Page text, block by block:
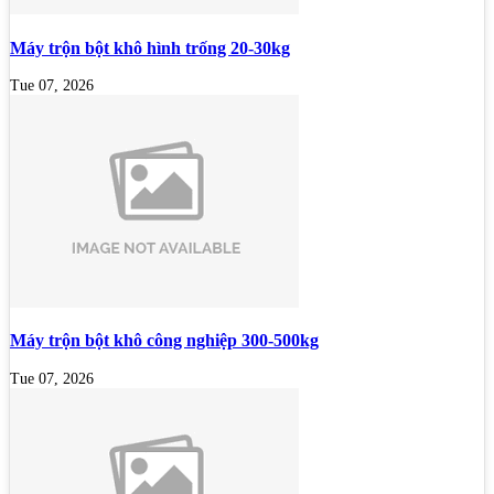
Máy trộn bột khô hình trống 20-30kg
Tue 07, 2026
Máy trộn bột khô công nghiệp 300-500kg
Tue 07, 2026